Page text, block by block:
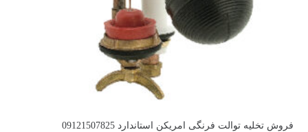
فروش تخلیه توالت فرنگی امریکن استاندارد 09121507825